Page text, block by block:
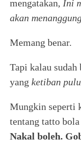
mengatakan, Ini
akan
Memang benar.
Tapi kalau sudah
yang ketiban
Mungkin seperti
tentang tatto
Nakal boleh.